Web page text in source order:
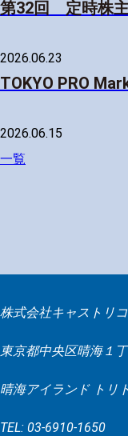
第32回 定時株
2026.06.23
TOKYO PRO
2026.06.15
一覧
株式会社キャストリコ
東京都中央区晴海１
晴海アイランド トリ
TEL: 03-6910-1650